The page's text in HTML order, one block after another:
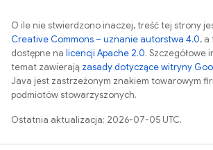
O ile nie stwierdzono inaczej, treść tej strony
Creative Commons – uznanie autorstwa 4.0, a
dostępne na licencji Apache 2.0. Szczegółowe
temat zawierają zasady dotyczące witryny
Java jest zastrzeżonym znakiem towarowym
podmiotów stowarzyszonych.
Ostatnia aktualizacja: 2026-07-05 UTC.